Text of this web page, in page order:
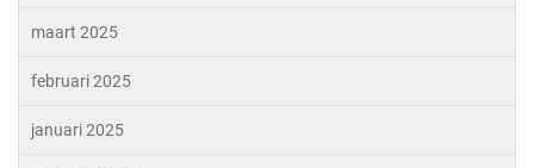
maart 2025
februari 2025
januari 2025